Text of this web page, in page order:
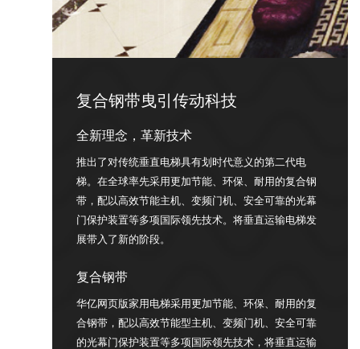
复合钢带曳引传动科技
全新理念，革新技术
推出了对传统垂直电梯具有划时代意义的第二代电
梯。在全球率先采用更加节能、环保、耐用的复合钢
带，配以高效节能主机、变频门机、安全可靠的光幕
门保护装置等多项国际领先技术。将垂直运输电梯发
展带入了新的阶段。
复合钢带
华亿网页版家用电梯采用更加节能、环保、耐用的复
合钢带，配以高效节能型主机、变频门机、安全可靠
的光幕门保护装置等多项国际领先技术，将垂直运输